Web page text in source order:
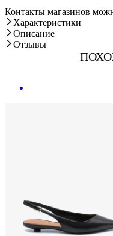
Контакты магазинов
Характеристики
Описание
Отзывы